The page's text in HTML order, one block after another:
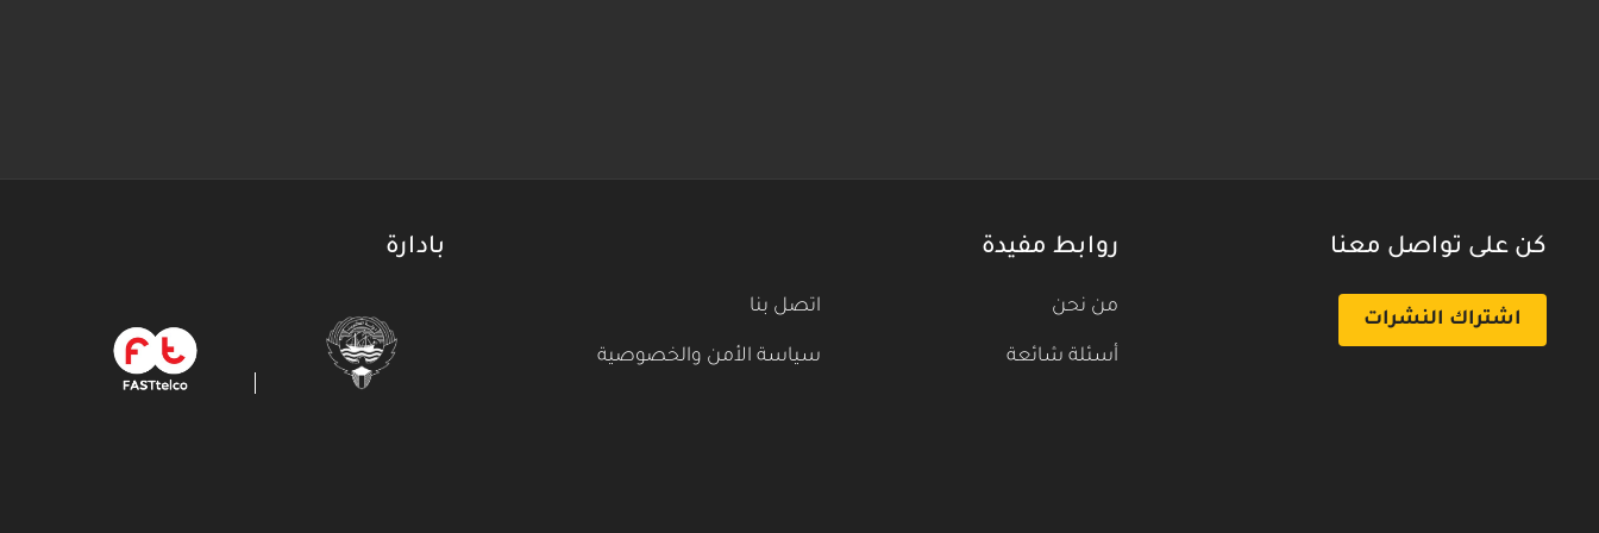
كن على تواصل معنا
اشتراك النشرات
روابط مفيدة
من نحن
أسئلة شائعة
اتصل بنا
سياسة الأمن والخصوصية
بادارة